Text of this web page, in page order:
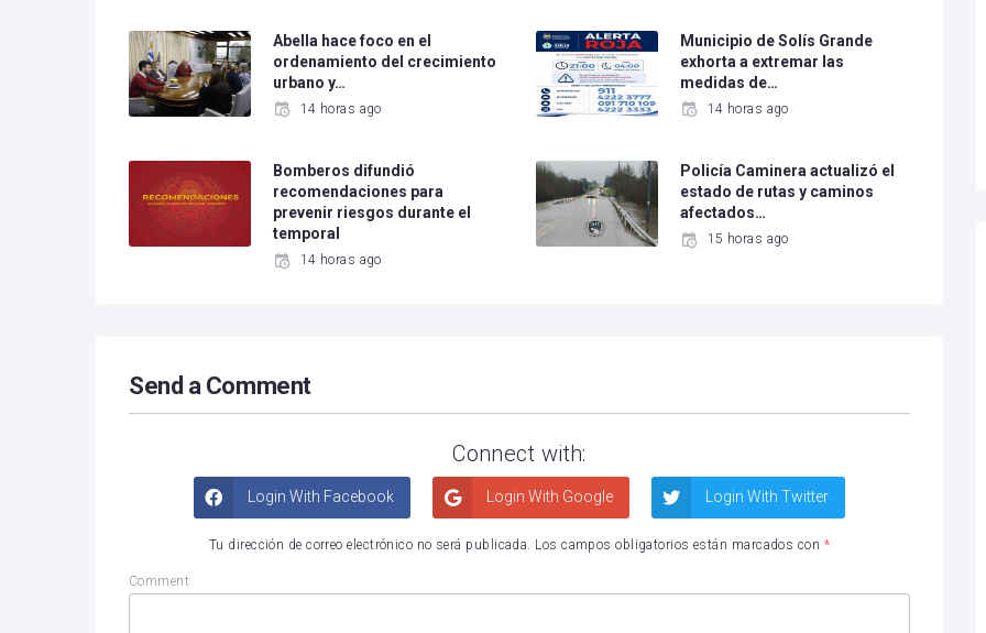
Abella hace foco en el
ordenamiento del crecimiento
urbano y…
14 horas ago
Municipio de Solís Grande
exhorta a extremar las
medidas de…
14 horas ago
Bomberos difundió
recomendaciones para
prevenir riesgos durante el
temporal
14 horas ago
Policía Caminera actualizó el
estado de rutas y caminos
afectados…
15 horas ago
Send a Comment
Connect with:
Login With Facebook Login With Google Login With Twitter
Tu dirección de correo electrónico no será publicada. Los campos obligatorios están marcados con *
Comment